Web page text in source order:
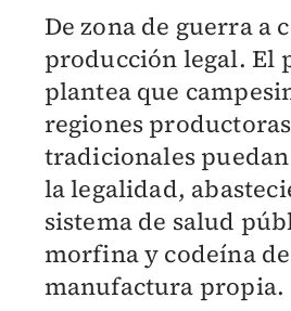
De zona de guerra a
producción legal. El
plantea que
regiones productoras
tradicionales
la legalidad,
sistema de salud
morfina y codeína de
manufactura propia.